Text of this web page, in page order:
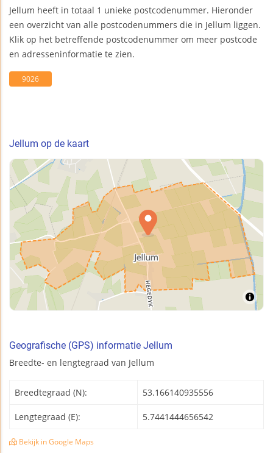
Jellum heeft in totaal 1 unieke postcodenummer. Hieronder
een overzicht van alle postcodenummers die in Jellum liggen.
Klik op het betreffende postcodenummer om meer postcode
en adresseninformatie te zien.
9026
Jellum op de kaart
Geografische (GPS) informatie Jellum
Breedte- en lengtegraad van Jellum
Breedtegraad (N): 53.166140935556
Lengtegraad (E): 5.7441444656542
Bekijk in Google Maps